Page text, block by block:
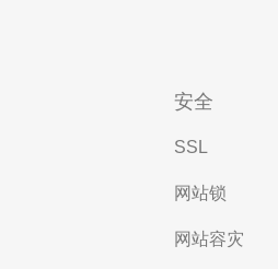
安全
SSL
网站锁
网站容灾